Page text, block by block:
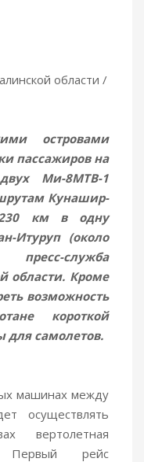
области /
островами
пассажиров на
Ми-8МТВ-1
Кунашир-
230 км в одну
Итуруп (около
служба
области. Кроме
возможность
короткой
для самолетов.
машинах между
осуществлять
вертолетная
Первый рейс